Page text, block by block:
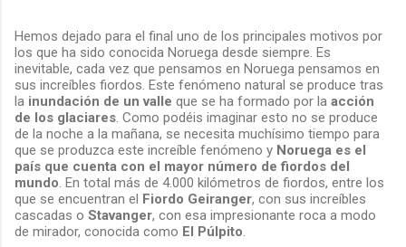
Hemos dejado para el final uno de los principales motivos por
los que ha sido conocida Noruega desde siempre. Es
inevitable, cada vez que pensamos en Noruega pensamos en
sus increíbles fiordos. Este fenómeno natural se produce tras
la inundación de un valle que se ha formado por la acción
de los glaciares. Como podéis imaginar esto no se produce
de la noche a la mañana, se necesita muchísimo tiempo para
que se produzca este increíble fenómeno y Noruega es el
país que cuenta con el mayor número de fiordos del
mundo. En total más de 4.000 kilómetros de fiordos, entre los
que se encuentran el Fiordo Geiranger, con sus increíbles
cascadas o Stavanger, con esa impresionante roca a modo
de mirador, conocida como El Púlpito.